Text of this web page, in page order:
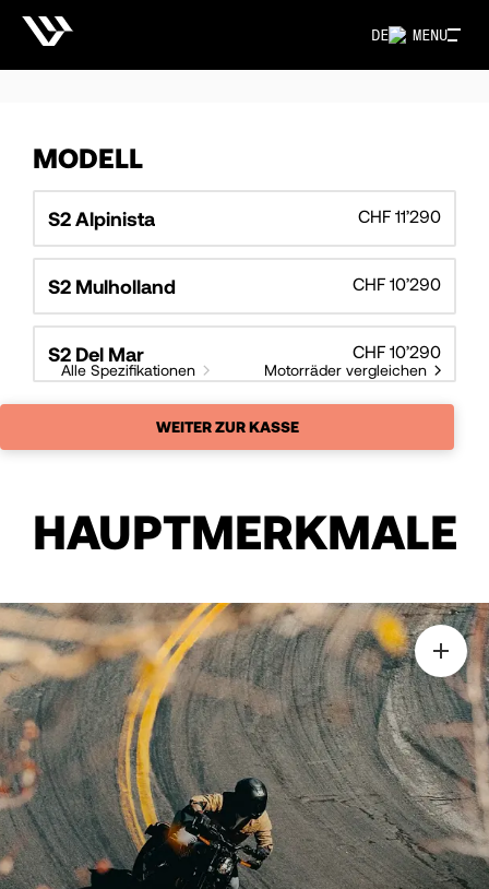
MENU
DE
MODELL
S2 Alpinista CHF 11’290
S2 Mulholland CHF 10’290
S2 Del Mar CHF 10’290
Alle Spezifikationen Motorräder vergleichen
WEITER ZUR KASSE
HAUPTMERKMALE